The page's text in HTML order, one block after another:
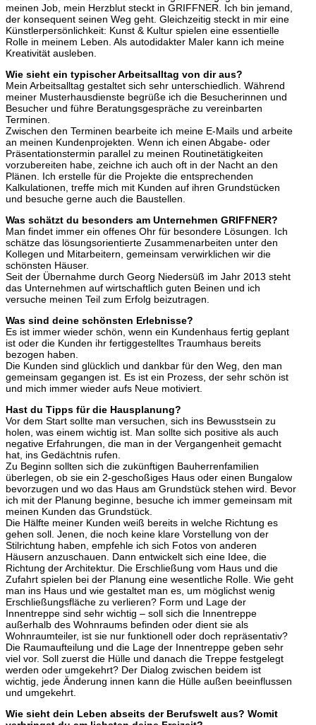
meinen Job, mein Herzblut steckt in GRIFFNER. Ich bin jemand,
der konsequent seinen Weg geht. Gleichzeitig steckt in mir eine
Künstlerpersönlichkeit: Kunst & Kultur spielen eine essentielle
Rolle in meinem Leben. Als autodidakter Maler kann ich meine
Kreativität ausleben.
Wie sieht ein typischer Arbeitsalltag von dir aus?
Mein Arbeitsalltag gestaltet sich sehr unterschiedlich. Während
meiner Musterhausdienste begrüße ich die Besucherinnen und
Besucher und führe Beratungsgespräche zu vereinbarten
Terminen.
Zwischen den Terminen bearbeite ich meine E-Mails und arbeite
an meinen Kundenprojekten. Wenn ich einen Abgabe- oder
Präsentationstermin parallel zu meinen Routinetätigkeiten
vorzubereiten habe, zeichne ich auch oft in der Nacht an den
Plänen. Ich erstelle für die Projekte die entsprechenden
Kalkulationen, treffe mich mit Kunden auf ihren Grundstücken
und besuche gerne auch die Baustellen.
Was schätzt du besonders am Unternehmen GRIFFNER?
Man findet immer ein offenes Ohr für besondere Lösungen. Ich
schätze das lösungsorientierte Zusammenarbeiten unter den
Kollegen und Mitarbeitern, gemeinsam verwirklichen wir die
schönsten Häuser.
Seit der Übernahme durch Georg Niedersüß im Jahr 2013 steht
das Unternehmen auf wirtschaftlich guten Beinen und ich
versuche meinen Teil zum Erfolg beizutragen.
Was sind deine schönsten Erlebnisse?
Es ist immer wieder schön, wenn ein Kundenhaus fertig geplant
ist oder die Kunden ihr fertiggestelltes Traumhaus bereits
bezogen haben.
Die Kunden sind glücklich und dankbar für den Weg, den man
gemeinsam gegangen ist. Es ist ein Prozess, der sehr schön ist
und mich immer wieder aufs Neue motiviert.
Hast du Tipps für die Hausplanung?
Vor dem Start sollte man versuchen, sich ins Bewusstsein zu
holen, was einem wichtig ist. Man sollte sich positive als auch
negative Erfahrungen, die man in der Vergangenheit gemacht
hat, ins Gedächtnis rufen.
Zu Beginn sollten sich die zukünftigen Bauherrenfamilien
überlegen, ob sie ein 2-geschoßiges Haus oder einen Bungalow
bevorzugen und wo das Haus am Grundstück stehen wird. Bevor
ich mit der Planung beginne, besuche ich immer gemeinsam mit
meinen Kunden das Grundstück.
Die Hälfte meiner Kunden weiß bereits in welche Richtung es
gehen soll. Jenen, die noch keine klare Vorstellung von der
Stilrichtung haben, empfehle ich sich Fotos von anderen
Häusern anzuschauen. Dann entwickelt sich eine Idee, die
Richtung der Architektur. Die Erschließung vom Haus und die
Zufahrt spielen bei der Planung eine wesentliche Rolle. Wie geht
man ins Haus und wie gestaltet man es, um möglichst wenig
Erschließungsfläche zu verlieren? Form und Lage der
Innentreppe sind sehr wichtig – soll sich die Innentreppe
außerhalb des Wohnraums befinden oder dient sie als
Wohnraumteiler, ist sie nur funktionell oder doch repräsentativ?
Die Raumaufteilung und die Lage der Innentreppe geben sehr
viel vor. Soll zuerst die Hülle und danach die Treppe festgelegt
werden oder umgekehrt? Der Dialog zwischen beidem ist
wichtig, jede Änderung innen kann die Hülle außen beeinflussen
und umgekehrt.
Wie sieht dein Leben abseits der Berufswelt aus? Womit